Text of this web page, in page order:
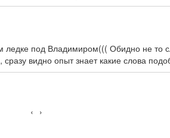
ледке под Владимиром((( Обидно не
видно опыт знает какие слова
‹ ›